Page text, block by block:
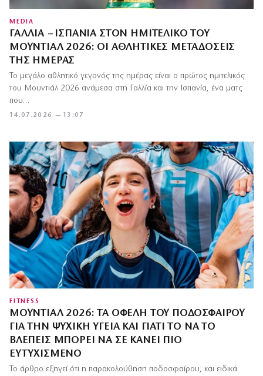
MEDIA
ΓΑΛΛΊΑ – ΙΣΠΑΝΊΑ ΣΤΟΝ ΗΜΙΤΕΛΙΚΌ ΤΟΥ
ΜΟΥΝΤΙΆΛ 2026: ΟΙ ΑΘΛΗΤΙΚΈΣ ΜΕΤΑΔΌΣΕΙΣ
ΤΗΣ ΗΜΈΡΑΣ
14.07.2026 — 13:07
Το μεγάλο αθλητικό γεγονός της ημέρας είναι ο πρώτος ημιτελικός
του Μουντιάλ 2026 ανάμεσα στη Γαλλία και την Ισπανία, ένα ματς
που…
FITNESS
ΜΟΥΝΤΙΆΛ 2026: ΤΑ ΟΦΈΛΗ ΤΟΥ ΠΟΔΟΣΦΑΊΡΟΥ
ΓΙΑ ΤΗΝ ΨΥΧΙΚΉ ΥΓΕΊΑ ΚΑΙ ΓΙΑΤΊ ΤΟ ΝΑ ΤΟ
ΒΛΈΠΕΙΣ ΜΠΟΡΕΊ ΝΑ ΣΕ ΚΆΝΕΙ ΠΙΟ
ΕΥΤΥΧΙΣΜΈΝΟ
Το άρθρο εξηγεί ότι η παρακολούθηση ποδοσφαίρου, και ειδικά